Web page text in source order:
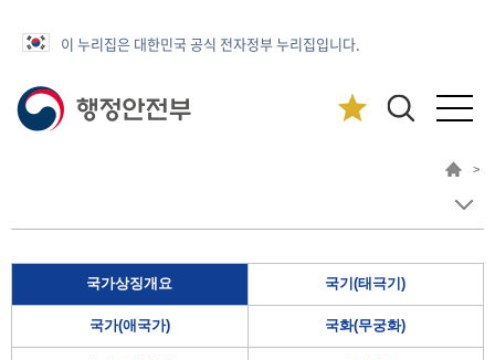
이 누리집은 대한민국 공식 전자정부 누리집입니다.
>
국가상징개요 국기(태극기)
국가(애국가) 국화(무궁화)